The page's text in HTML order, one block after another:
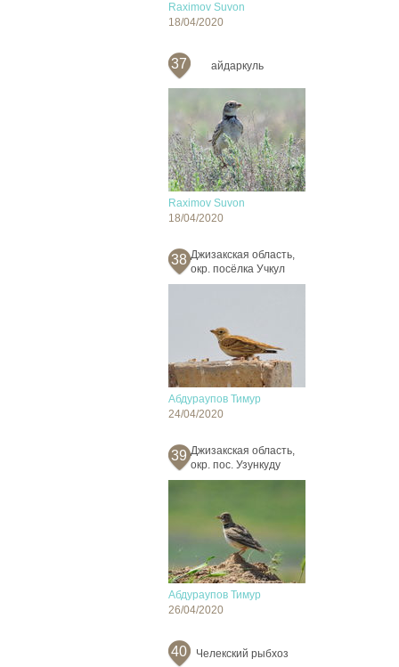
Raximov Suvon
18/04/2020
37 айдаркуль
Raximov Suvon
18/04/2020
38 Джизакская область,
окр. посёлка Учкул
Абдураупов Тимур
24/04/2020
39 Джизакская область,
окр. пос. Узункуду
Абдураупов Тимур
26/04/2020
40 Челекский рыбхоз